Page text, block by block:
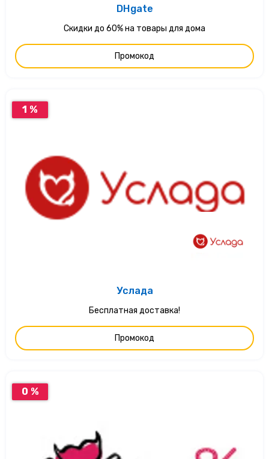
DHgate
Скидки до 60% на товары для дома
Промокод
1 %
Услада
Бесплатная доставка!
Промокод
0 %